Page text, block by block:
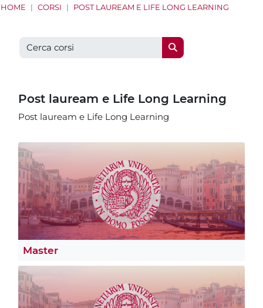
HOME CORSI POST LAUREAM E LIFE LONG LEARNING
Cerca corsi
Cerca corsi
Post lauream e Life Long Learning
Post lauream e Life Long Learning
Master